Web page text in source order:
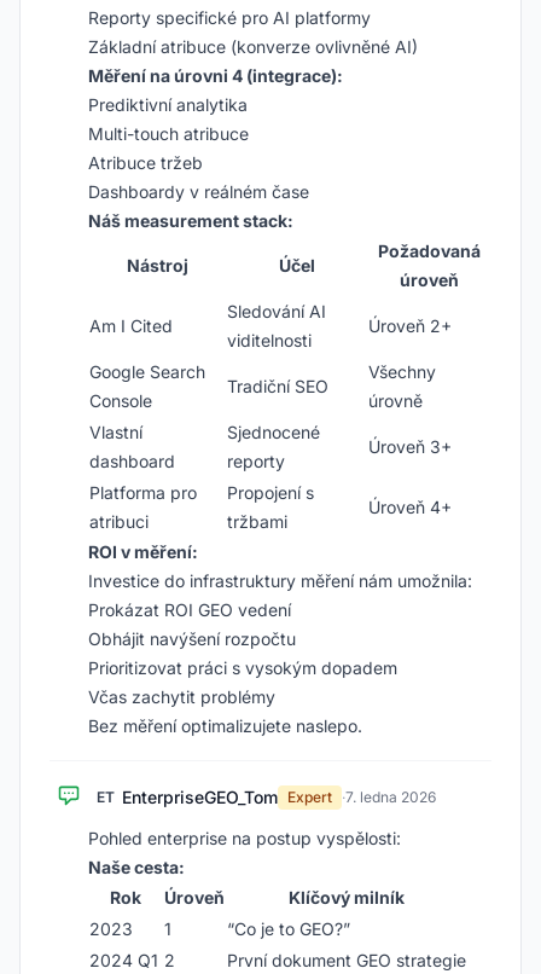
Reporty specifické pro AI platformy
Základní atribuce (konverze ovlivněné AI)
Měření na úrovni 4 (integrace):
Prediktivní analytika
Multi-touch atribuce
Atribuce tržeb
Dashboardy v reálném čase
Náš measurement stack:
Nástroj Účel
Požadovaná
úroveň
Am I Cited
Sledování AI
viditelnosti
Úroveň 2+
Google Search
Console
Tradiční SEO
Všechny
úrovně
Vlastní
dashboard
Sjednocené
reporty
Úroveň 3+
Platforma pro
atribuci
Propojení s
tržbami
Úroveň 4+
ROI v měření:
Investice do infrastruktury měření nám umožnila:
Prokázat ROI GEO vedení
Obhájit navýšení rozpočtu
Prioritizovat práci s vysokým dopadem
Včas zachytit problémy
Bez měření optimalizujete naslepo.
ET EnterpriseGEO_Tom Expert ·7. ledna 2026
Pohled enterprise na postup vyspělosti:
Naše cesta:
Rok
Úroveň
Klíčový milník
2023
1
“Co je to GEO?”
2024 Q1 2
První dokument GEO strategie